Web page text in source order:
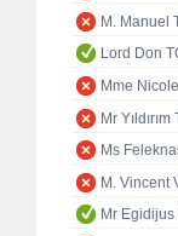
M. Manuel
Lord Don
Mme
Mr
Ms
M. Vincent
Mr Egidijus